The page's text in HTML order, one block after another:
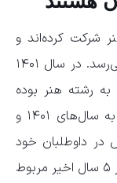
شرکت کرده‌اند و
تعداد داوطلبان این رشته به ۶۱ هزار نفر می‌رسد. در سال ۱۴۰۱
به رشته هنر بوده
است. اما امسال این گروه آزمایشی نسبت به سال‌های ۱۴۰۱ و
و ۵۰ درصد ریزش در داوطلبان خود
داشته است. بیشترین داوطلبان گروه هنر در ۵ سال اخیر مربوط